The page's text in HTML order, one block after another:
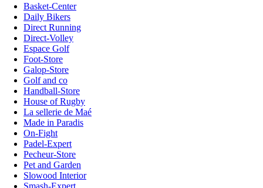
Basket-Center
Daily Bikers
Direct Running
Direct-Volley
Espace Golf
Foot-Store
Galop-Store
Golf and co
Handball-Store
House of Rugby
La sellerie de Maé
Made in Paradis
On-Fight
Padel-Expert
Pecheur-Store
Pet and Garden
Slowood Interior
Smash-Expert